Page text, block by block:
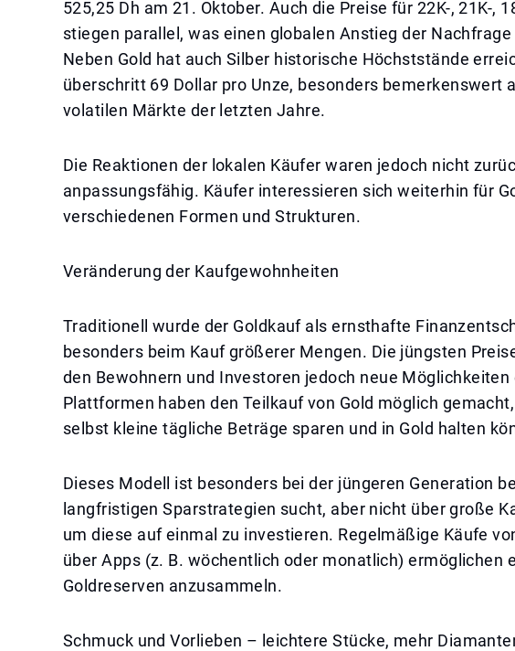
525,25 Dh am 21. Oktober. Auch die Preise für 22K-, 21K-,
stiegen parallel, was einen globalen Anstieg der
Neben Gold hat auch Silber historische Höchststände
überschritt 69 Dollar pro Unze, besonders bemerkenswert
volatilen Märkte der letzten Jahre.
Die Reaktionen der lokalen Käufer waren jedoch nicht
anpassungsfähig. Käufer interessieren sich weiterhin für
verschiedenen Formen und Strukturen.
Veränderung der Kaufgewohnheiten
Traditionell wurde der Goldkauf als ernsthafte
besonders beim Kauf größerer Mengen. Die jüngsten
den Bewohnern und Investoren jedoch neue
Plattformen haben den Teilkauf von Gold möglich
selbst kleine tägliche Beträge sparen und in Gold halten
Dieses Modell ist besonders bei der jüngeren Generation
langfristigen Sparstrategien sucht, aber nicht über große
um diese auf einmal zu investieren. Regelmäßige Käufe
über Apps (z. B. wöchentlich oder monatlich) ermöglichen
Goldreserven anzusammeln.
Schmuck und Vorlieben – leichtere Stücke, mehr